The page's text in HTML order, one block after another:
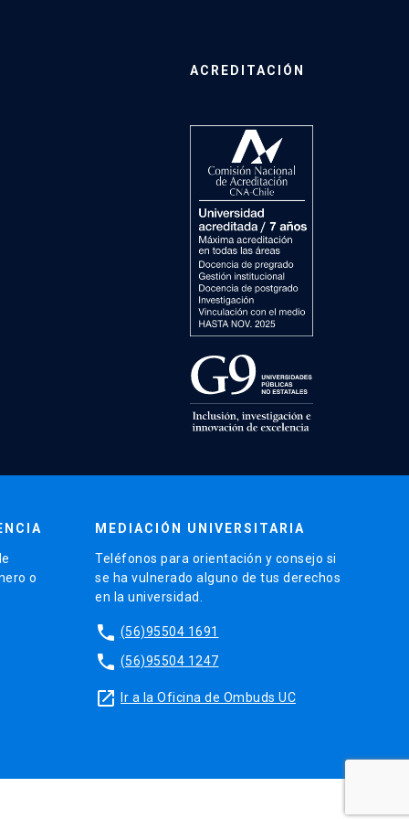
ACREDITACIÓN
o
MEDIACIÓN UNIVERSITARIA
Teléfonos para orientación y consejo si
se ha vulnerado alguno de tus derechos
en la universidad.
phone (56)95504 1691
phone (56)95504 1247
launch Ir a la Oficina de Ombuds UC